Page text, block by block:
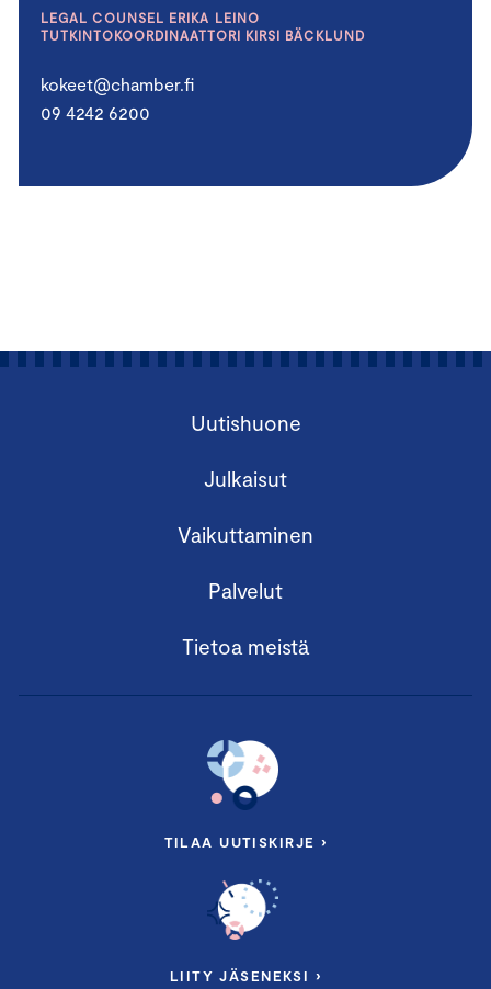
LEGAL COUNSEL ERIKA LEINO
TUTKINTOKOORDINAATTORI KIRSI BÄCKLUND
kokeet@chamber.fi
09 4242 6200
Uutishuone
Julkaisut
Vaikuttaminen
Palvelut
Tietoa meistä
TILAA UUTISKIRJE ›
LIITY JÄSENEKSI ›